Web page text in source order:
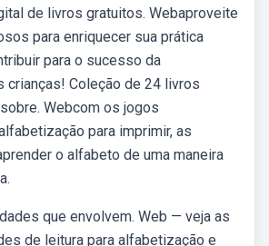
de livros gratuitos. Webaproveite
para enriquecer sua prática
para o sucesso da
crianças! Coleção de 24 livros
Webcom os jogos
para imprimir, as
o alfabeto de uma maneira
que envolvem. Web — veja as
de leitura para alfabetização e